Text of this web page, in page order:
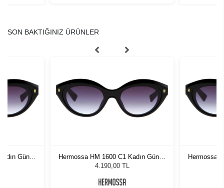
SON BAKTIĞINIZ ÜRÜNLER
Güneş
Hermossa HM 1600 C1 Kadın Güneş
Gözlüğü
4.190,00 TL
Hermossa